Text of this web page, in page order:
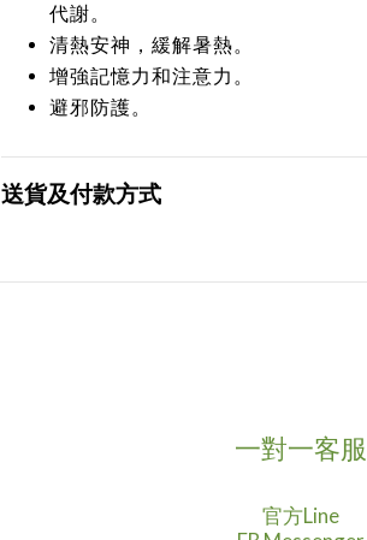
代謝。
清熱安神，緩解暑熱。
增強記憶力和注意力。
避邪防護。
送貨及付款方式
一對一客服
官方Line